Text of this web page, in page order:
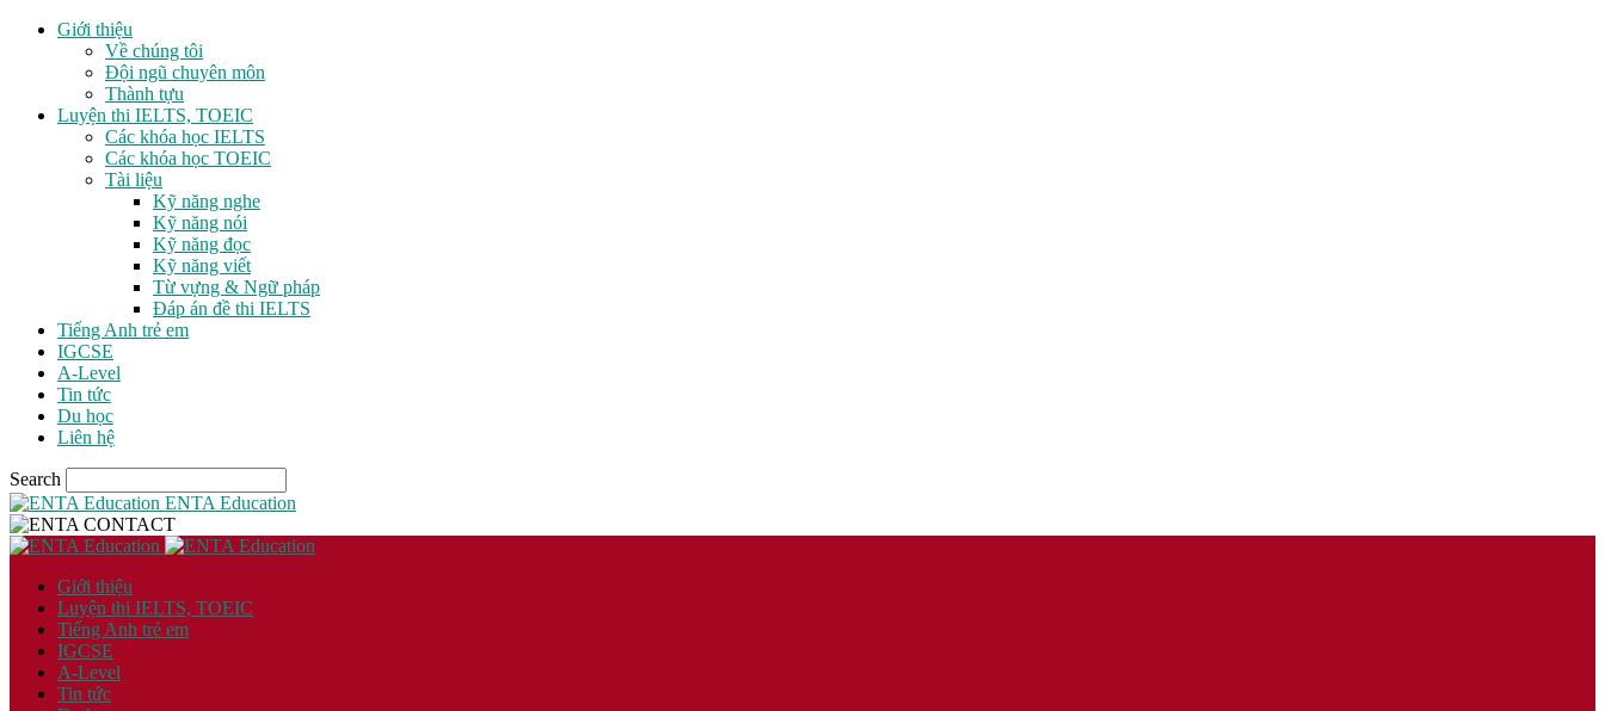
Giới thiệu
Về chúng tôi
Đội ngũ chuyên môn
Thành tựu
Luyện thi IELTS, TOEIC
Các khóa học IELTS
Các khóa học TOEIC
Tài liệu
Kỹ năng nghe
Kỹ năng nói
Kỹ năng đọc
Kỹ năng viết
Từ vựng & Ngữ pháp
Đáp án đề thi IELTS
Tiếng Anh trẻ em
IGCSE
A-Level
Tin tức
Du học
Liên hệ
Search
ENTA Education
Giới thiệu
Luyện thi IELTS, TOEIC
Tiếng Anh trẻ em
IGCSE
A-Level
Tin tức